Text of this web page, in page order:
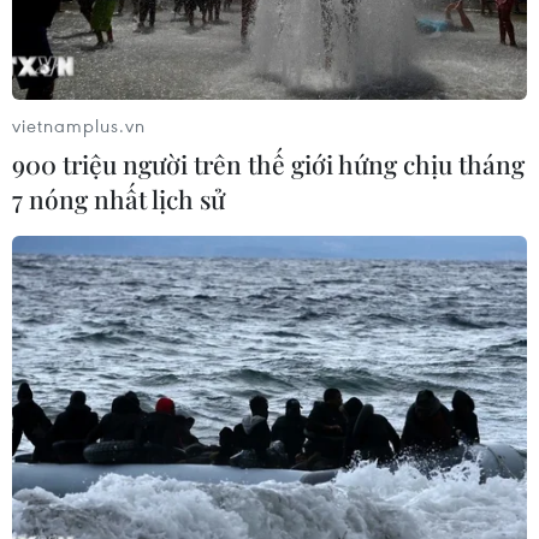
nhưng thể hiện sự "thất vọng" khi FTC theo đuổi vụ
kiện.
Biểu tượng mạng xã hội TikTok trên màn hình điện thoại ở
Virginia, Mỹ. (Ảnh: THX/TTXVN)
Ngày 18/6, Ủy ban Thương mại Liên bang Mỹ
vietnamplus.vn
900 triệu người trên thế giới hứng chịu tháng
7 nóng nhất lịch sử